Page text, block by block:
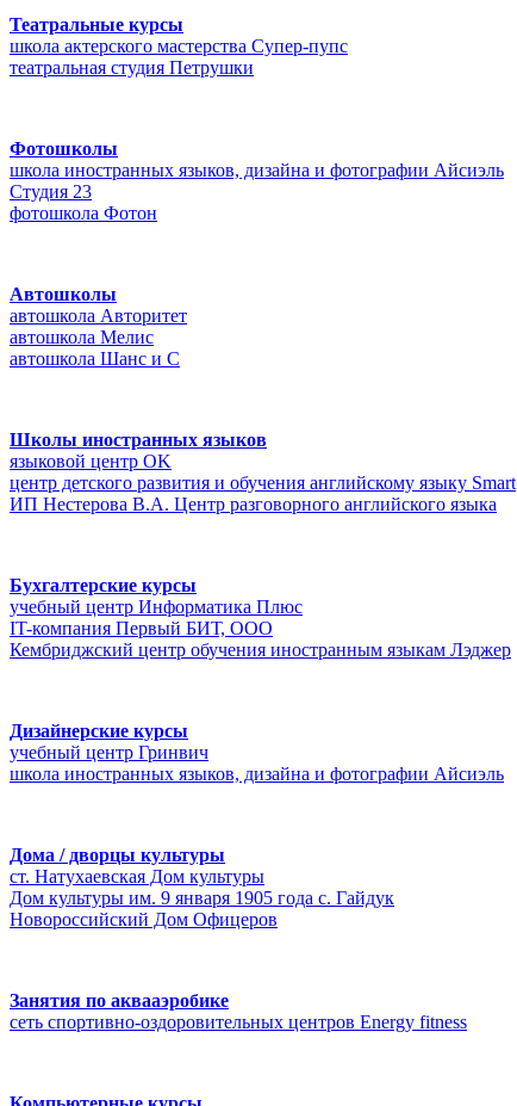
Театральные курсы
школа актерского мастерства Супер-пупс
театральная студия Петрушки
Фотошколы
школа иностранных языков, дизайна и фотографии Айсиэль
Студия 23
фотошкола Фотон
Автошколы
автошкола Авторитет
автошкола Мелис
автошкола Шанс и C
Школы иностранных языков
языковой центр OK
центр детского развития и обучения английскому языку Smart
ИП Нестерова В.А. Центр разговорного английского языка
Бухгалтерские курсы
учебный центр Информатика Плюс
IT-компания Первый БИТ, ООО
Кембриджский центр обучения иностранным языкам Лэджер
Дизайнерские курсы
учебный центр Гринвич
школа иностранных языков, дизайна и фотографии Айсиэль
Дома / дворцы культуры
ст. Натухаевская Дом культуры
Дом культуры им. 9 января 1905 года с. Гайдук
Новороссийский Дом Офицеров
Занятия по аквааэробике
сеть спортивно-оздоровительных центров Energy fitness